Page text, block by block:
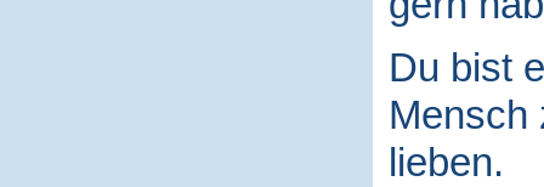
Du bist
Mensch
lieben.